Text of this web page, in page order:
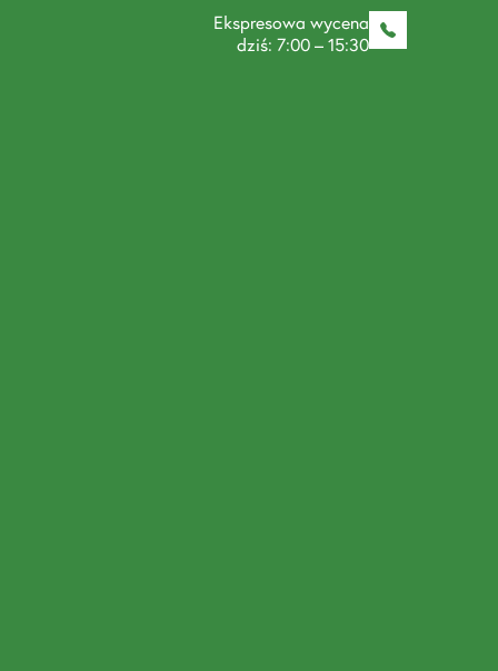
Ekspresowa wycena
dziś: 7:00 – 15:30